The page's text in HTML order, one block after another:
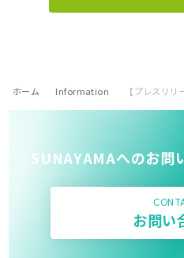
ホーム Information 【プレスリ
SUNAYAMAへのお問
お問い